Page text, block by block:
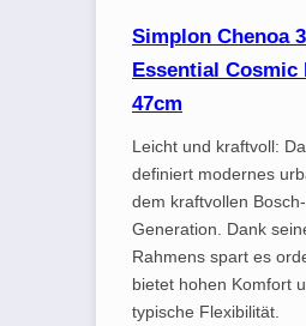
Simplon Chenoa
Essential Cosmic
47cm
Leicht und kraftvoll:
definiert modernes
dem kraftvollen
Generation. Dank
Rahmens spart es
bietet hohen Komfort
typische Flexibilität.